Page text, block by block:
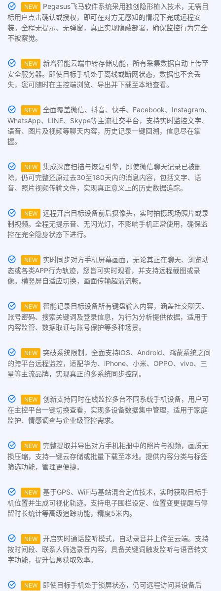
NEW
Pegasus飞马软件系统采用独创隐形植入技术，无需目
标用户点击确认或授权，即可在对方无感知的情况下完成远程安
装。全程无提示、无弹窗，真正实现隐蔽部署，确保监控行为完全
不被察觉。
NEW
新增智能云端中转存储功能，所有采集数据自动上传至
安全服务器。即使目标手机处于离线或断网状态，数据也不会丢
失，您可随时在主控端浏览、导出并下载至本地查看。
NEW
全面覆盖微信、抖音、快手、Facebook、Instagram、
WhatsApp、LINE、Skype等主流社交平台，支持实时监控文字、
语音、图片及视频等聊天内容，历史记录一键回溯，信息尽在掌
握。
NEW
集成深度扫描与恢复引擎，即使微信聊天记录已被删
除，仍可完整还原过去30至180天内的消息内容，包括文字、语
音、照片视频传输文件，实现真正意义上的历史数据追踪。
NEW
远程开启目标设备前后摄像头，实时拍摄现场照片或录
制视频。全程无提示音、无闪光灯，不影响手机正常使用，确保监
控在完全隐身状态下进行。
NEW
实时同步对方手机屏幕画面，无论其正在聊天、浏览动
态或各类APP行为轨迹，您皆可实时观看，并支持远程截图或录
像。横竖屏自适应切换，画面传输超清流畅。
NEW
智能记录目标设备所有键盘输入内容，涵盖社交聊天、
账号密码、搜索关键词及登录信息，为行为分析提供依据，适用于
内容监管、数据取证与账号保护等多种场景。
NEW
突破系统限制，全面支持iOS、Android、鸿蒙系统之间
的跨平台远程监控，适配华为、iPhone、小米、OPPO、vivo、三
星等主流品牌，实现真正的多系统同步控制。
NEW
创新支持同时在线监控多台不同系统手机设备，用户可
在主控平台一键切换查看，实现多设备数据集中管理，适用于家庭
监护、情感调查与企业级管控需求。
NEW
完整提取并导出对方手机相册中的照片与视频，画质无
损压缩，支持一键云存储或批量下载至本地。提供内容分类与标签
筛选功能，管理更便捷。
NEW
基于GPS、WiFi与基站混合定位技术，实时获取目标手
机位置并生成可视化轨迹。支持电子围栏设定、位置变更提醒与停
留时长统计等高级追踪功能，精度5米内。
NEW
开启实时通话监听模式，自动录音并上传至云端。支持
按时间段、联系人筛选录音内容，具备关键词触发监听与语音转文
字功能，提升信息获取效率。
NEW
即使目标手机处于锁屏状态，仍可远程访问其设备后